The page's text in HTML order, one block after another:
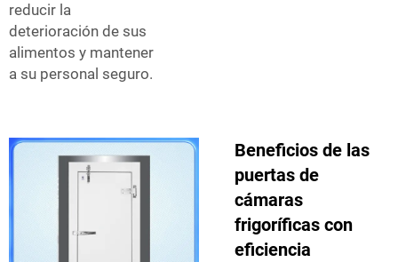
reducir la
deterioración de sus
alimentos y mantener
a su personal seguro.
Beneficios de las
puertas de
cámaras
frigoríficas con
eficiencia